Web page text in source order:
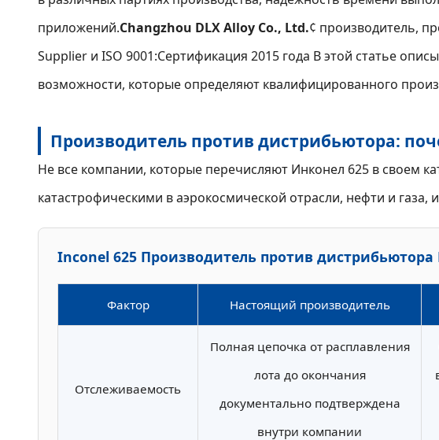
приложений.Changzhou DLX Alloy Co., Ltd.¢ производитель,
Supplier и ISO 9001:Сертификация 2015 года В этой статье
возможности, которые определяют квалифицированного
Производитель против дистрибьютора:
Не все компании, которые перечисляют Инконел 625 в своем
катастрофическими в аэрокосмической отрасли, нефти и
Inconel 625 Производитель против
Фактор Настоящий производитель
Отслеживаемость
Полная цепочка от расплавления
лота до окончания
документально подтверждена
внутри компании